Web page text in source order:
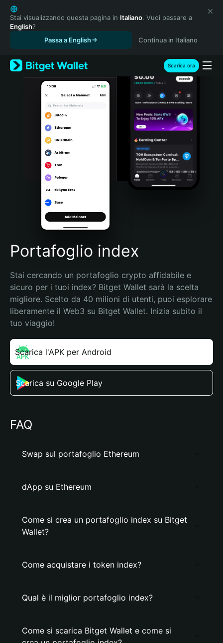
English
日本語
Tiếng Việt
Español (Latinoamérica)
Türkçe
Italiano
Português (Portugal)
Bahasa Indonesia
Português (Brasil)
Español (Argentina)
Stai visualizzando questa pagina in Italiano. Vuoi passare a
English?
Passa a English
Continua in Italiano
Scarica ora
Portafoglio index
Stai cercando un portafoglio crypto affidabile e
sicuro per i tuoi index? Bitget Wallet sarà la scelta
migliore. Scelto da 40 milioni di utenti, puoi esplorare
liberamente il Web3 su Bitget Wallet. Inizia subito il
tuo viaggio!
Scarica l'APK per Android
Scarica su Google Play
FAQ
Swap sul portafoglio Ethereum
dApp su Ethereum
Come si crea un portafoglio index su Bitget
Wallet?
Come acquistare i token index?
Qual è il miglior portafoglio index?
Come si scarica Bitget Wallet e come si